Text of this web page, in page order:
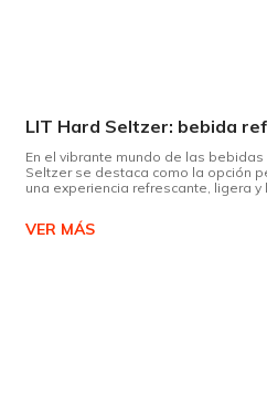
En el vibrante mundo de las bebidas
Seltzer se destaca como la opción
una experiencia refrescante, ligera y
VER MÁS